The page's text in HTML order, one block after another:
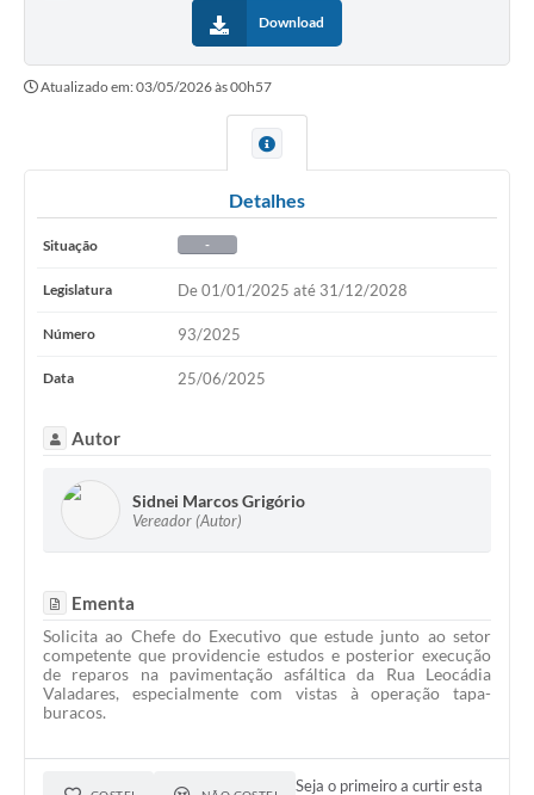
Download
Atualizado em: 03/05/2026 às 00h57
Detalhes
Situação -
Legislatura De 01/01/2025 até 31/12/2028
Número 93/2025
Data 25/06/2025
Autor
Sidnei Marcos Grigório
Vereador (Autor)
Ementa
Solicita ao Chefe do Executivo que estude junto ao setor
competente que providencie estudos e posterior execução
de reparos na pavimentação asfáltica da Rua Leocádia
Valadares, especialmente com vistas à operação tapa-
buracos.
Seja o primeiro a curtir esta